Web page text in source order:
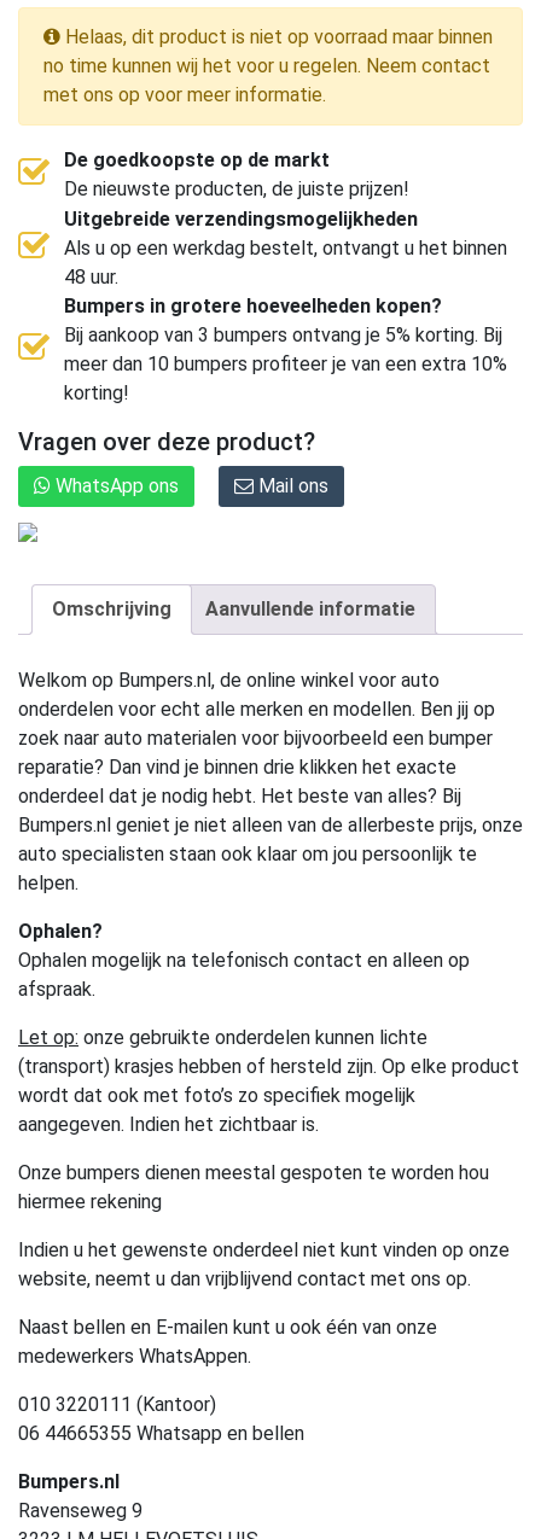
Helaas, dit product is niet op voorraad maar binnen
no time kunnen wij het voor u regelen. Neem contact
met ons op voor meer informatie.
De goedkoopste op de markt
De nieuwste producten, de juiste prijzen!
Uitgebreide verzendingsmogelijkheden
Als u op een werkdag bestelt, ontvangt u het binnen
48 uur.
Bumpers in grotere hoeveelheden kopen?
Bij aankoop van 3 bumpers ontvang je 5% korting. Bij
meer dan 10 bumpers profiteer je van een extra 10%
korting!
Vragen over deze product?
WhatsApp ons Mail ons
Omschrijving Aanvullende informatie
Welkom op Bumpers.nl, de online winkel voor auto
onderdelen voor echt alle merken en modellen. Ben jij op
zoek naar auto materialen voor bijvoorbeeld een bumper
reparatie? Dan vind je binnen drie klikken het exacte
onderdeel dat je nodig hebt. Het beste van alles? Bij
Bumpers.nl geniet je niet alleen van de allerbeste prijs, onze
auto specialisten staan ook klaar om jou persoonlijk te
helpen.
Ophalen?
Ophalen mogelijk na telefonisch contact en alleen op
afspraak.
Let op: onze gebruikte onderdelen kunnen lichte
(transport) krasjes hebben of hersteld zijn. Op elke product
wordt dat ook met foto’s zo specifiek mogelijk
aangegeven. Indien het zichtbaar is.
Onze bumpers dienen meestal gespoten te worden hou
hiermee rekening
Indien u het gewenste onderdeel niet kunt vinden op onze
website, neemt u dan vrijblijvend contact met ons op.
Naast bellen en E-mailen kunt u ook één van onze
medewerkers WhatsAppen.
010 3220111 (Kantoor)
06 44665355 Whatsapp en bellen
Bumpers.nl
Ravenseweg 9